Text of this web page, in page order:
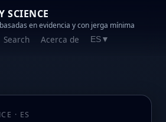
SCIENCE
en evidencia y con jerga mínima
Search Acerca de ES ▼
· ES